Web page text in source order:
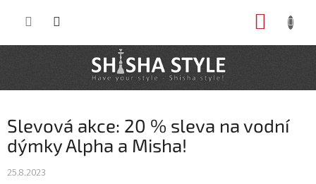
Slevová akce: 20 % sleva na vodní
dýmky Alpha a Misha!
25.8.2023